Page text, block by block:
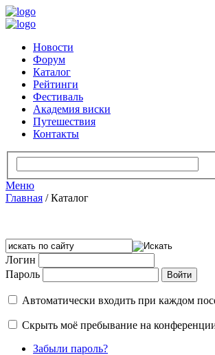
Новости
Форум
Каталог
Рейтинги
Фестиваль
Академия виски
Путешествия
Контакты
Меню
Главная /Каталог
Логин
Пароль
Автоматически входить при каждом
Скрыть моё пребывание на
Забыли пароль?